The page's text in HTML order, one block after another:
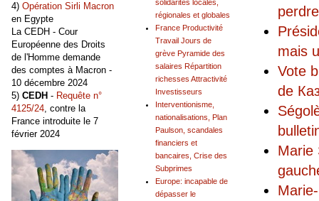
mais
Vote
de
Marie
solidarités locales,
régionales et globales
France Productivité
Travail Jours de
grève Pyramide des
salaires Répartition
richesses Attractivité
Investisseurs
Interventionisme,
nationalisations, Plan
Paulson, scandales
financiers et
bancaires, Crise des
Subprimes
Europe: incapable de
dépasser le
4) Opération Sirli Macron
en Egypte
La CEDH - Cour
Européenne des Droits
de l'Homme demande
des comptes à Macron -
10 décembre 2024
5) CEDH - Requête n°
4125/24, contre la
France introduite le 7
février 2024